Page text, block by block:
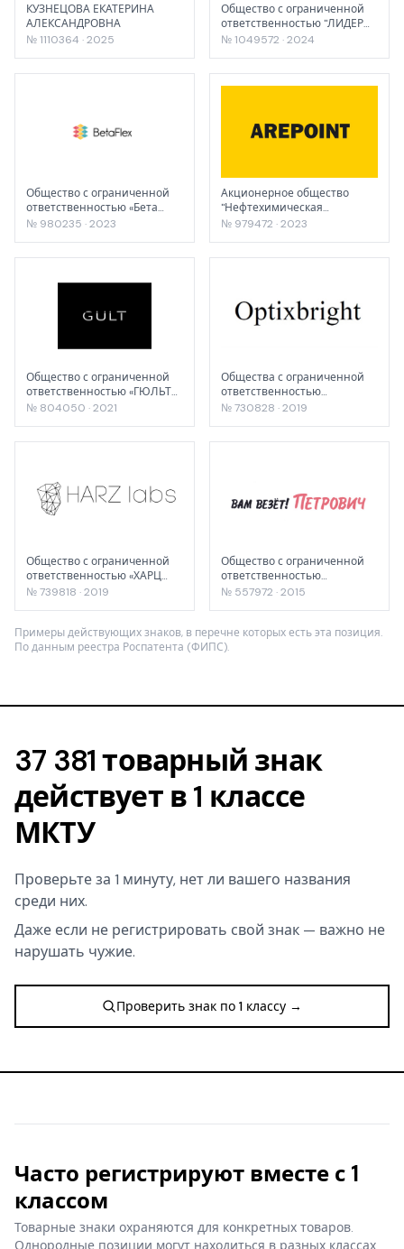
КУЗНЕЦОВА ЕКАТЕРИНА
АЛЕКСАНДРОВНА
№ 1110364 · 2025
Общество с ограниченной
ответственностью "ЛИДЕР
ФОРМАТ"
№ 1049572 · 2024
Общество с ограниченной
ответственностью «Бета
Флекс»
№ 980235 · 2023
Акционерное общество
"Нефтехимическая
компания "Арикон"
№ 979472 · 2023
Общество с ограниченной
ответственностью «ГЮЛЬТ
ГмбХ»
№ 804050 · 2021
Общества с ограниченной
ответственностью
«РУСВЕЛХИМ»
№ 730828 · 2019
Общество с ограниченной
ответственностью «ХАРЦ
Лабс»
№ 739818 · 2019
Общество с ограниченной
ответственностью
"СТРОИТЕЛЬНЫЙ ТОРГОВЫЙ
№ 557972 · 2015
Примеры действующих знаков, в перечне которых есть эта позиция.
По данным реестра Роспатента (ФИПС).
37 381 товарный знак
действует в 1 классе
МКТУ
Проверьте за 1 минуту, нет ли вашего названия
среди них.
Даже если не регистрировать свой знак — важно не
нарушать чужие.
Проверить знак по 1 классу →
Часто регистрируют вместе с 1
классом
Товарные знаки охраняются для конкретных товаров.
Однородные позиции могут находиться в разных классах